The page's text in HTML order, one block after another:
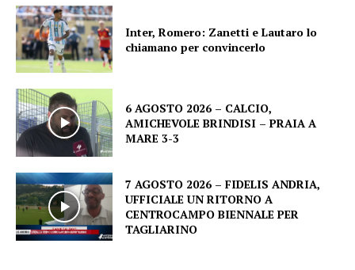
Inter, Romero: Zanetti e Lautaro lo
chiamano per convincerlo
6 AGOSTO 2026 – CALCIO,
AMICHEVOLE BRINDISI – PRAIA A
MARE 3-3
7 AGOSTO 2026 – FIDELIS ANDRIA,
UFFICIALE UN RITORNO A
CENTROCAMPO BIENNALE PER
TAGLIARINO